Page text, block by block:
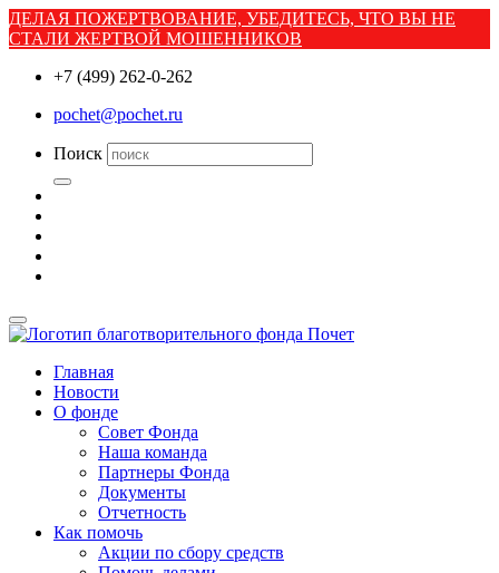
ДЕЛАЯ ПОЖЕРТВОВАНИЕ, УБЕДИТЕСЬ, ЧТО ВЫ НЕ
СТАЛИ ЖЕРТВОЙ МОШЕННИКОВ
+7 (499) 262-0-262
pochet@pochet.ru
Поиск
Главная
Новости
О фонде
Совет Фонда
Наша команда
Партнеры Фонда
Документы
Отчетность
Как помочь
Акции по сбору средств